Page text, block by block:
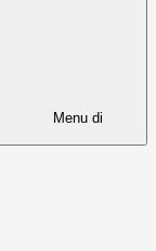
Menu di